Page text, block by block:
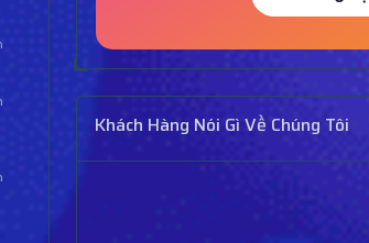
Khách Hàng Nói Gì Về Chúng Tôi